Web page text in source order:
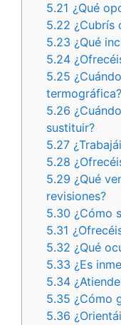
5.21 ¿Qué
5.22 ¿Cubrís
5.23 ¿Qué
5.24
5.25
termográfica?
5.26
sustituir?
5.27
5.28
5.29 ¿Qué
revisiones?
5.30 ¿Cómo
5.31
5.32 ¿Qué
5.33 ¿Es
5.34
5.35 ¿Cómo
5.36